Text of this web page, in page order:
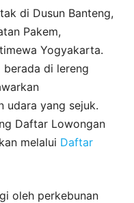
di Dusun Banteng,
Pakem,
Yogyakarta.
berada di lereng
udara yang sejuk.
Daftar Lowongan
melalui Daftar
oleh perkebunan